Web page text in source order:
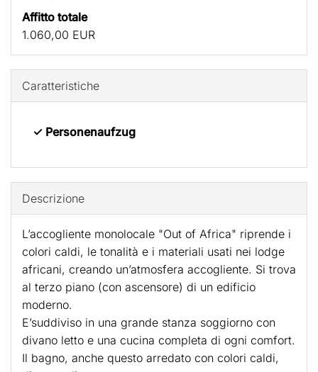
Affitto totale
1.060,00 EUR
Caratteristiche
✓ Personenaufzug
Descrizione
L’accogliente monolocale "Out of Africa" riprende i
colori caldi, le tonalità e i materiali usati nei lodge
africani, creando un’atmosfera accogliente. Si trova
al terzo piano (con ascensore) di un edificio
moderno.
E’suddiviso in una grande stanza soggiorno con
divano letto e una cucina completa di ogni comfort.
Il bagno, anche questo arredato con colori caldi,